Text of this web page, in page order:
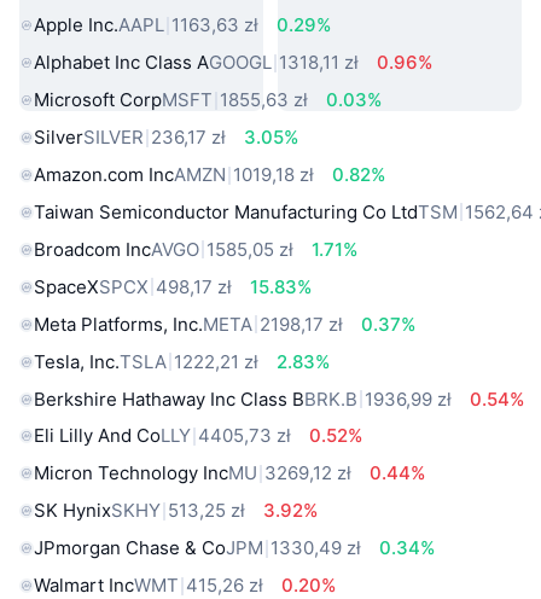
Apple Inc.AAPL 1163,63 zł
0.29%
Alphabet Inc Class AGOOGL 1318,11 zł
0.96%
Microsoft CorpMSFT 1855,63 zł
0.03%
SilverSILVER 236,17 zł
3.05%
Amazon.com IncAMZN 1019,18 zł
0.82%
Taiwan Semiconductor Manufacturing Co LtdTSM 1562,64
Broadcom IncAVGO 1585,05 zł
1.71%
SpaceXSPCX 498,17 zł
15.83%
Meta Platforms, Inc.META 2198,17 zł
0.37%
Tesla, Inc.TSLA 1222,21 zł
2.83%
Berkshire Hathaway Inc Class BBRK.B 1936,99 zł
0.54%
Eli Lilly And CoLLY 4405,73 zł
0.52%
Micron Technology IncMU 3269,12 zł
0.44%
SK HynixSKHY 513,25 zł
3.92%
JPmorgan Chase & CoJPM 1330,49 zł
0.34%
Walmart IncWMT 415,26 zł 0.20%